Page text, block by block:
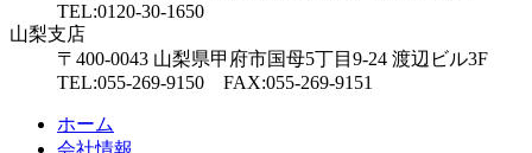
TEL:0120-30-1650
山梨支店
〒400-0043 山梨県甲府市国母5丁目9-24 渡辺ビル3F
TEL:055-269-9150 FAX:055-269-9151
ホーム